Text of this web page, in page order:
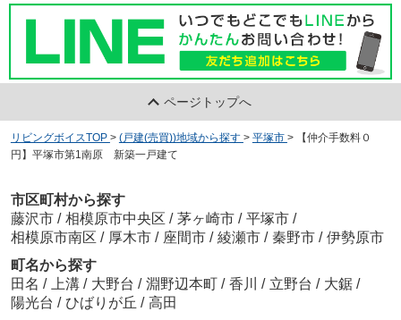
ページトップへ
リビングボイスTOP > (戸建(売買))地域から探す > 平塚市 >
【仲介手数料０
円】平塚市第1南原 新築一戸建て
市区町村から探す
藤沢市 / 相模原市中央区 / 茅ヶ崎市 / 平塚市 /
相模原市南区 / 厚木市 / 座間市 / 綾瀬市 / 秦野市 / 伊勢原市
町名から探す
田名 / 上溝 / 大野台 / 淵野辺本町 / 香川 / 立野台 / 大鋸 /
陽光台 / ひばりが丘 / 高田